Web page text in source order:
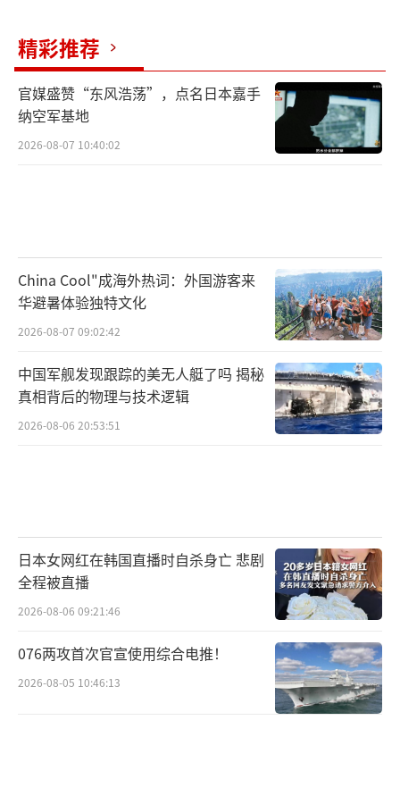
精彩推荐
官媒盛赞“东风浩荡”，点名日本嘉手
纳空军基地
2026-08-07 10:40:02
China Cool"成海外热词：外国游客来
华避暑体验独特文化
2026-08-07 09:02:42
中国军舰发现跟踪的美无人艇了吗 揭秘
真相背后的物理与技术逻辑
2026-08-06 20:53:51
日本女网红在韩国直播时自杀身亡 悲剧
全程被直播
2026-08-06 09:21:46
076两攻首次官宣使用综合电推！
2026-08-05 10:46:13